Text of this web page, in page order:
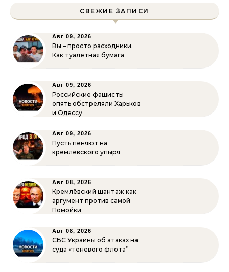
СВЕЖИЕ ЗАПИСИ
Авг 09, 2026
Вы – просто расходники.
Как туалетная бумага
Авг 09, 2026
Российские фашисты
опять обстреляли Харьков
и Одессу
Авг 09, 2026
Пусть пеняют на
кремлёвского упыря
Авг 08, 2026
Кремлёвский шантаж как
аргумент против самой
Помойки
Авг 08, 2026
СБС Украины об атаках на
суда «теневого флота”